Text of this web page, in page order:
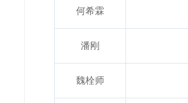
何希霖
潘刚
魏栓师